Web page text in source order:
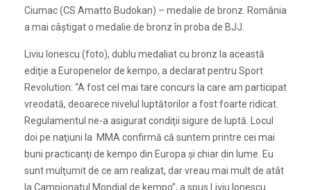
Ciumac (CS Amatto Budokan) – medalie de bronz. România
a mai câştigat o medalie de bronz în proba de BJJ.
Liviu Ionescu (foto), dublu medaliat cu bronz la această
ediţie a Europenelor de kempo, a declarat pentru Sport
Revolution: “A fost cel mai tare concurs la care am participat
vreodată, deoarece nivelul luptătorilor a fost foarte ridicat.
Regulamentul ne-a asigurat condiţii sigure de luptă. Locul
doi pe naţiuni la MMA confirmă că suntem printre cei mai
buni practicanţi de kempo din Europa şi chiar din lume. Eu
sunt mulţumit de ce am realizat, dar vreau mai mult de atât
la Campionatul Mondial de kempo”, a spus Liviu Ionescu.